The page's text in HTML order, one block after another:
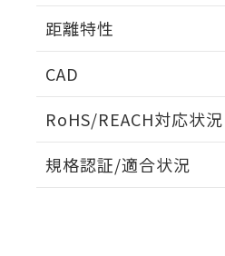
距離特性
CAD
RoHS/REACH対応状況
EU RoHS 注意事項・凡例
規格認証/適合状況